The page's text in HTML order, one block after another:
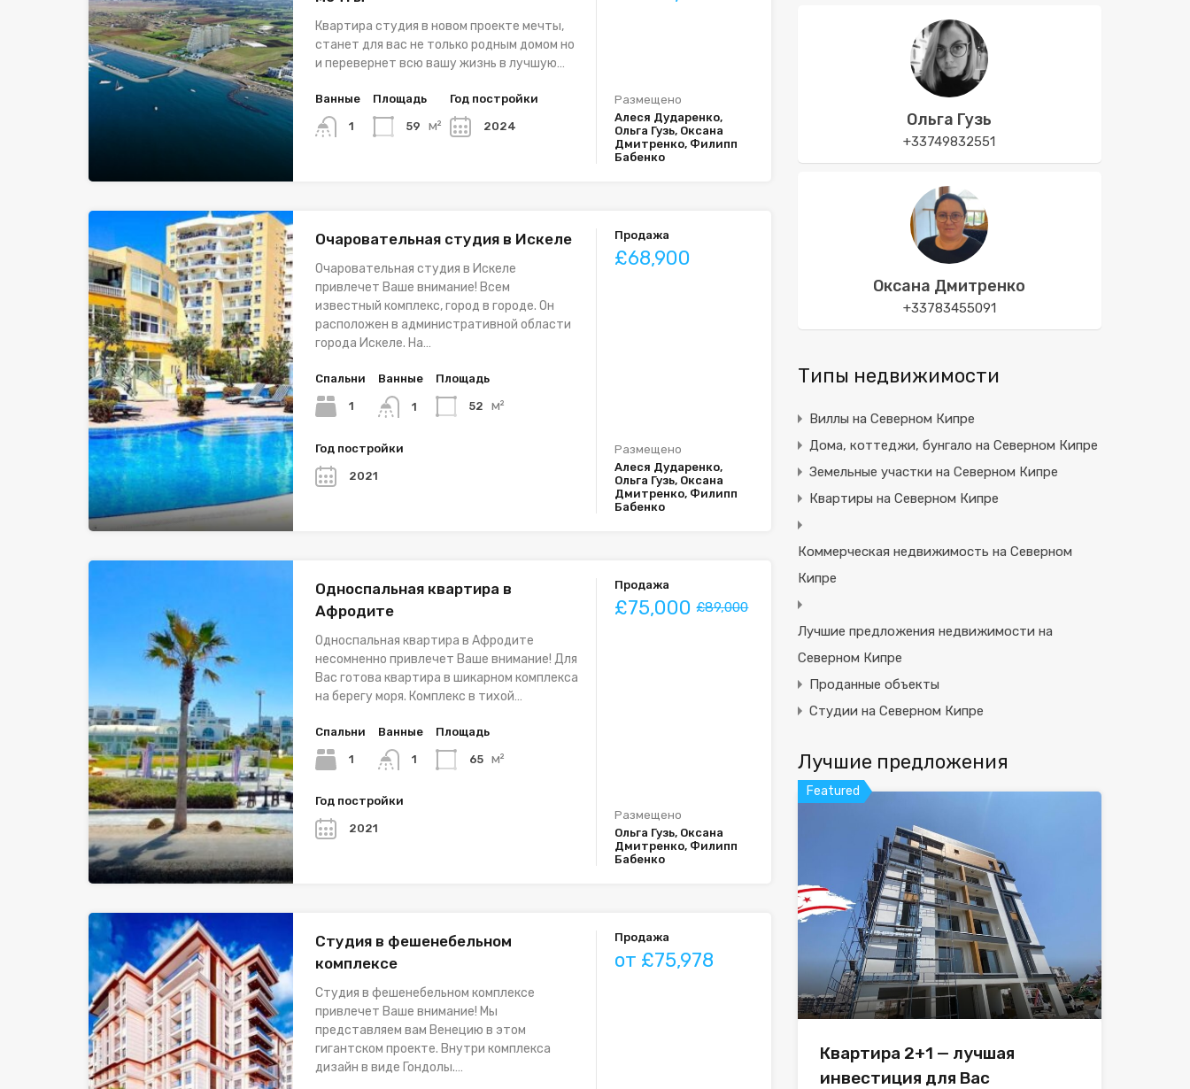
Квартира студия в новом проекте мечты,
станет для вас не только родным домом но
и перевернет всю вашу жизнь в лучшую…
Ванные
1
Площадь
59 м²
Год постройки
2024
Размещено
Алеся Дударенко,
Ольга Гузь, Оксана
Дмитренко, Филипп
Бабенко
Очаровательная студия в Искеле
Очаровательная студия в Искеле
привлечет Ваше внимание! Всем
известный комплекс, город в городе. Он
расположен в административной области
города Искеле. На…
Спальни
1
Ванные
1
Площадь
52 м²
Год постройки
2021
Продажа
£68,900
Размещено
Алеся Дударенко,
Ольга Гузь, Оксана
Дмитренко, Филипп
Бабенко
Односпальная квартира в
Афродите
Односпальная квартира в Афродите
несомненно привлечет Ваше внимание! Для
Вас готова квартира в шикарном комплекса
на берегу моря. Комплекс в тихой…
Спальни
1
Ванные
1
Площадь
65 м²
Год постройки
2021
Продажа
£75,000 £89,000
Размещено
Ольга Гузь, Оксана
Дмитренко, Филипп
Бабенко
Студия в фешенебельном
комплексе
Студия в фешенебельном комплексе
привлечет Ваше внимание! Мы
представляем вам Венецию в этом
гигантском проекте. Внутри комплекса
дизайн в виде Гондолы.…
Продажа
от £75,978
Ольга Гузь
+33749832551
Оксана Дмитренко
+33783455091
Типы недвижимости
Виллы на Северном Кипре
Дома, коттеджи, бунгало на Северном Кипре
Земельные участки на Северном Кипре
Квартиры на Северном Кипре
Коммерческая недвижимость на Северном
Кипре
Лучшие предложения недвижимости на
Северном Кипре
Проданные объекты
Студии на Северном Кипре
Лучшие предложения
Featured
Квартира 2+1 — лучшая
инвестиция для Вас